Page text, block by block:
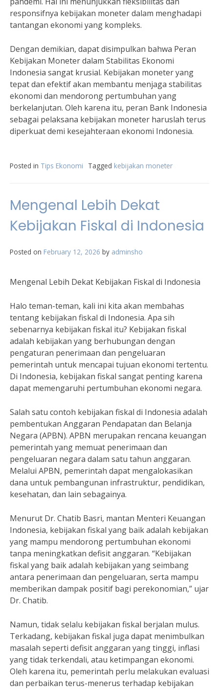
responsifnya kebijakan moneter dalam menghadapi
tantangan ekonomi yang kompleks.
Dengan demikian, dapat disimpulkan bahwa Peran
Kebijakan Moneter dalam Stabilitas Ekonomi
Indonesia sangat krusial. Kebijakan moneter yang
tepat dan efektif akan membantu menjaga stabilitas
ekonomi dan mendorong pertumbuhan yang
berkelanjutan. Oleh karena itu, peran Bank Indonesia
sebagai pelaksana kebijakan moneter haruslah terus
diperkuat demi kesejahteraan ekonomi Indonesia.
Posted in Tips Ekonomi Tagged kebijakan moneter
Mengenal Lebih Dekat
Kebijakan Fiskal di Indonesia
Posted on February 12, 2026 by adminsho
Mengenal Lebih Dekat Kebijakan Fiskal di Indonesia
Halo teman-teman, kali ini kita akan membahas
tentang kebijakan fiskal di Indonesia. Apa sih
sebenarnya kebijakan fiskal itu? Kebijakan fiskal
adalah kebijakan yang berhubungan dengan
pengaturan penerimaan dan pengeluaran
pemerintah untuk mencapai tujuan ekonomi tertentu.
Di Indonesia, kebijakan fiskal sangat penting karena
dapat memengaruhi pertumbuhan ekonomi negara.
Salah satu contoh kebijakan fiskal di Indonesia adalah
pembentukan Anggaran Pendapatan dan Belanja
Negara (APBN). APBN merupakan rencana keuangan
pemerintah yang memuat penerimaan dan
pengeluaran negara dalam satu tahun anggaran.
Melalui APBN, pemerintah dapat mengalokasikan
dana untuk pembangunan infrastruktur, pendidikan,
kesehatan, dan lain sebagainya.
Menurut Dr. Chatib Basri, mantan Menteri Keuangan
Indonesia, kebijakan fiskal yang baik adalah kebijakan
yang mampu mendorong pertumbuhan ekonomi
tanpa meningkatkan defisit anggaran. “Kebijakan
fiskal yang baik adalah kebijakan yang seimbang
antara penerimaan dan pengeluaran, serta mampu
memberikan dampak positif bagi perekonomian,” ujar
Dr. Chatib.
Namun, tidak selalu kebijakan fiskal berjalan mulus.
Terkadang, kebijakan fiskal juga dapat menimbulkan
masalah seperti defisit anggaran yang tinggi, inflasi
yang tidak terkendali, atau ketimpangan ekonomi.
Oleh karena itu, pemerintah perlu melakukan evaluasi
dan perbaikan terus-menerus terhadap kebijakan